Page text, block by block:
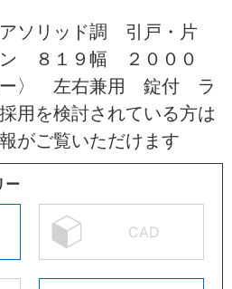
ソリッド調 引戸・片
８１９幅 ２０００
ー〉 左右兼用 錠付 ラ
用を検討されている方は
がご覧いただけます
ー
CAD